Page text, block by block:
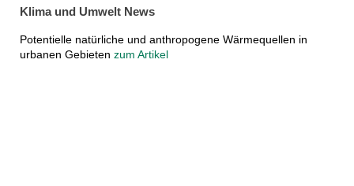
Klima und Umwelt News
Potentielle natürliche und anthropogene Wärmequellen in
urbanen Gebieten zum Artikel